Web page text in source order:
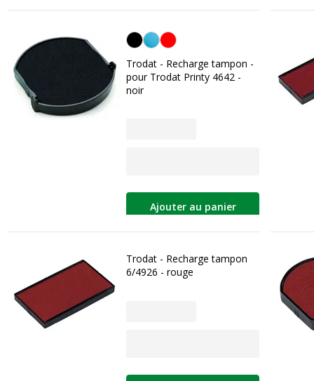
Noir
Trodat - Recharge tampon -
pour Trodat Printy 4642 -
noir
Ajouter au panier
Trodat - Recharge tampon
6/4926 - rouge